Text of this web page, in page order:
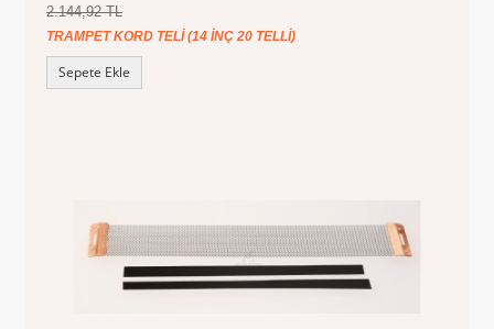
2.144,92 TL
TRAMPET KORD TELI (14 INÇ 20 TELLI)
Sepete Ekle